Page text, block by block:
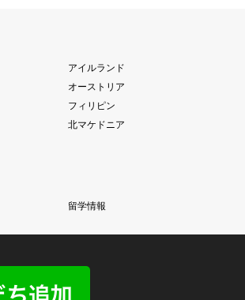
アイルランド
オーストリア
フィリピン
北マケドニア
留学情報